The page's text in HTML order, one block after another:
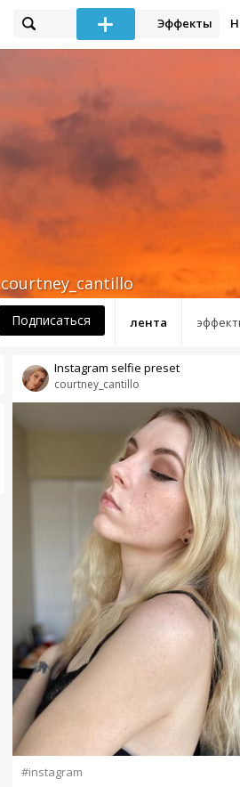
Эффекты
лента
courtney_cantillo
Подписаться
courtney_cantillo
Instagram selfie preset
#instagram